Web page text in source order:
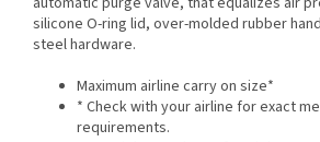
silicone O-ring lid, over-molded rubber
steel hardware.
Maximum airline carry on size*
* Check with your airline for exact
requirements.